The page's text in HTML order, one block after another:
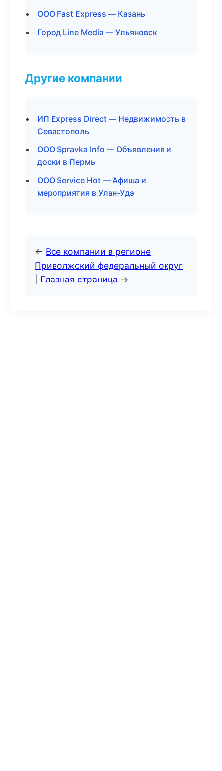
ООО Fast Express — Казань
Город Line Media — Ульяновск
Другие компании
ИП Express Direct — Недвижимость в
Севастополь
ООО Spravka Info — Объявления и
доски в Пермь
ООО Service Hot — Афиша и
мероприятия в Улан-Удэ
← Все компании в регионе
Приволжский федеральный округ
Главная страница →